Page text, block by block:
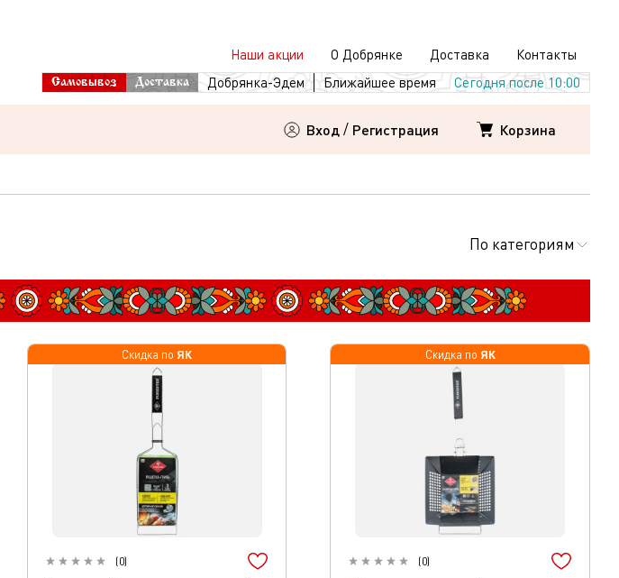
Наши акции О Добрянке Доставка Контакты
Самовывоз Доставка Добрянка-Эдем Ближайшее время Сегодня после 10:00
Вход / Регистрация Корзина
По категориям
Скидка по ЯК
(0)
Скидка по ЯК
(0)